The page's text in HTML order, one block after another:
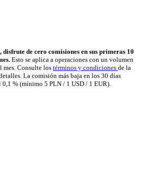
disfrute de cero comisiones en sus primeras 10
Esto se aplica a operaciones con un volumen
mes. Consulte los términos y condiciones de la
La comisión más baja en los 30 días
0,1 % (mínimo 5 PLN / 1 USD / 1 EUR).